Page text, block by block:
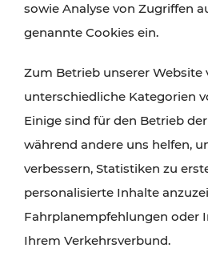
Alle wichtigen Meldungen zu
finden Sie hier im Überblick.
sowie Analyse von Zugriffen
genannte Cookies ein.
Zum Betrieb unserer Website
unterschiedliche Kategorien
Einige sind für den Betrieb
während andere uns helfen,
verbessern, Statistiken zu
personalisierte Inhalte
Fahrplanempfehlungen oder
Ihrem Verkehrsverbund.